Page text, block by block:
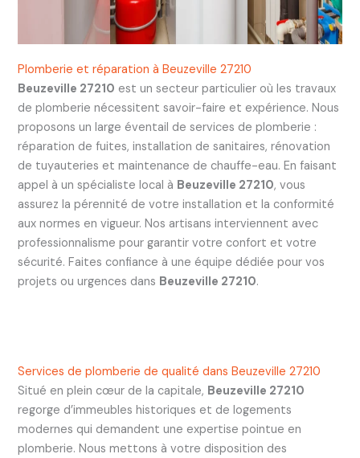
Plomberie et réparation à Beuzeville 27210
Beuzeville 27210 est un secteur particulier où les travaux
de plomberie nécessitent savoir-faire et expérience. Nous
proposons un large éventail de services de plomberie :
réparation de fuites, installation de sanitaires, rénovation
de tuyauteries et maintenance de chauffe-eau. En faisant
appel à un spécialiste local à Beuzeville 27210, vous
assurez la pérennité de votre installation et la conformité
aux normes en vigueur. Nos artisans interviennent avec
professionnalisme pour garantir votre confort et votre
sécurité. Faites confiance à une équipe dédiée pour vos
projets ou urgences dans Beuzeville 27210.
Services de plomberie de qualité dans Beuzeville 27210
Situé en plein cœur de la capitale, Beuzeville 27210
regorge d’immeubles historiques et de logements
modernes qui demandent une expertise pointue en
plomberie. Nous mettons à votre disposition des